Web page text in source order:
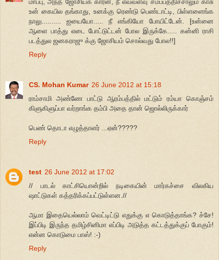
உன் கையில தங்காது, உனக்கு ரெண்டு பெண்டாட்டி, பிள்ளளைங்க
நாலு.......... ஐயையோ..... நீ எங்கியோ போயிட்டேன். [உன்னை
ஆளை பாத்து எடை போட்டுட்டன் போல இருக்கே..... கன்னி ராசி
படத்துல ஜனகராஜு க்கு ஜோசியம் சொல்வது போல!!]
Reply
CS. Mohan Kumar 26 June 2012 at 15:18
ராம்சாமி அண்ணே பாட்டு ஆரம்பத்தில் மட்டும் ரம்யா கொஞ்சம்
கிளுகிளுப்பா வர்றாங்க தம்பி அதை தான் ஜொல்லிருக்கார்
பெண் தொடா எழுத்தாளர் ...ஏன்?????
Reply
test 26 June 2012 at 17:02
// பாடல் காட்சியொன்றில் நடிகையின் மார்கச்சை விலகிய
ஷாட்டுகள் கத்தரிக்கப்பட்டுள்ளன.//
ஆமா இதையெல்லாம் வெட்டிட்டு எதுக்கு எ கொடுத்தாங்க? ச்சே!
இப்பிடி இருந்த தமிழ்சினிமா எப்பிடி அடுத்த கட்டத்துக்குப் போகும்!
என்ன கொடுமை பாஸ்! :-)
Reply